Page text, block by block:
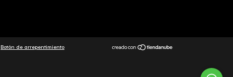
Botón de arrepentimiento